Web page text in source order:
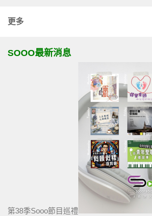
更多
SOOO最新消息
第38季Sooo節目巡禮